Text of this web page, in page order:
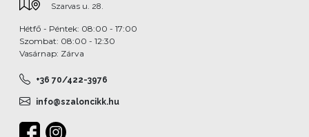
Szarvas u. 28.
Hétfő - Péntek: 08:00 - 17:00
Szombat: 08:00 - 12:30
Vasárnap: Zárva
+36 70/422-3976
info@szaloncikk.hu